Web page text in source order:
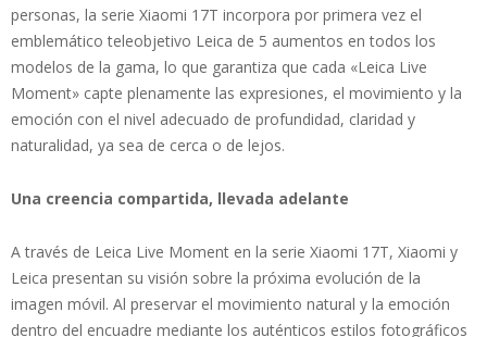
personas, la serie Xiaomi 17T incorpora por primera vez el
emblemático teleobjetivo Leica de 5 aumentos en todos los
modelos de la gama, lo que garantiza que cada «Leica Live
Moment» capte plenamente las expresiones, el movimiento y la
emoción con el nivel adecuado de profundidad, claridad y
naturalidad, ya sea de cerca o de lejos.
Una creencia compartida, llevada adelante
A través de Leica Live Moment en la serie Xiaomi 17T, Xiaomi y
Leica presentan su visión sobre la próxima evolución de la
imagen móvil. Al preservar el movimiento natural y la emoción
dentro del encuadre mediante los auténticos estilos fotográficos